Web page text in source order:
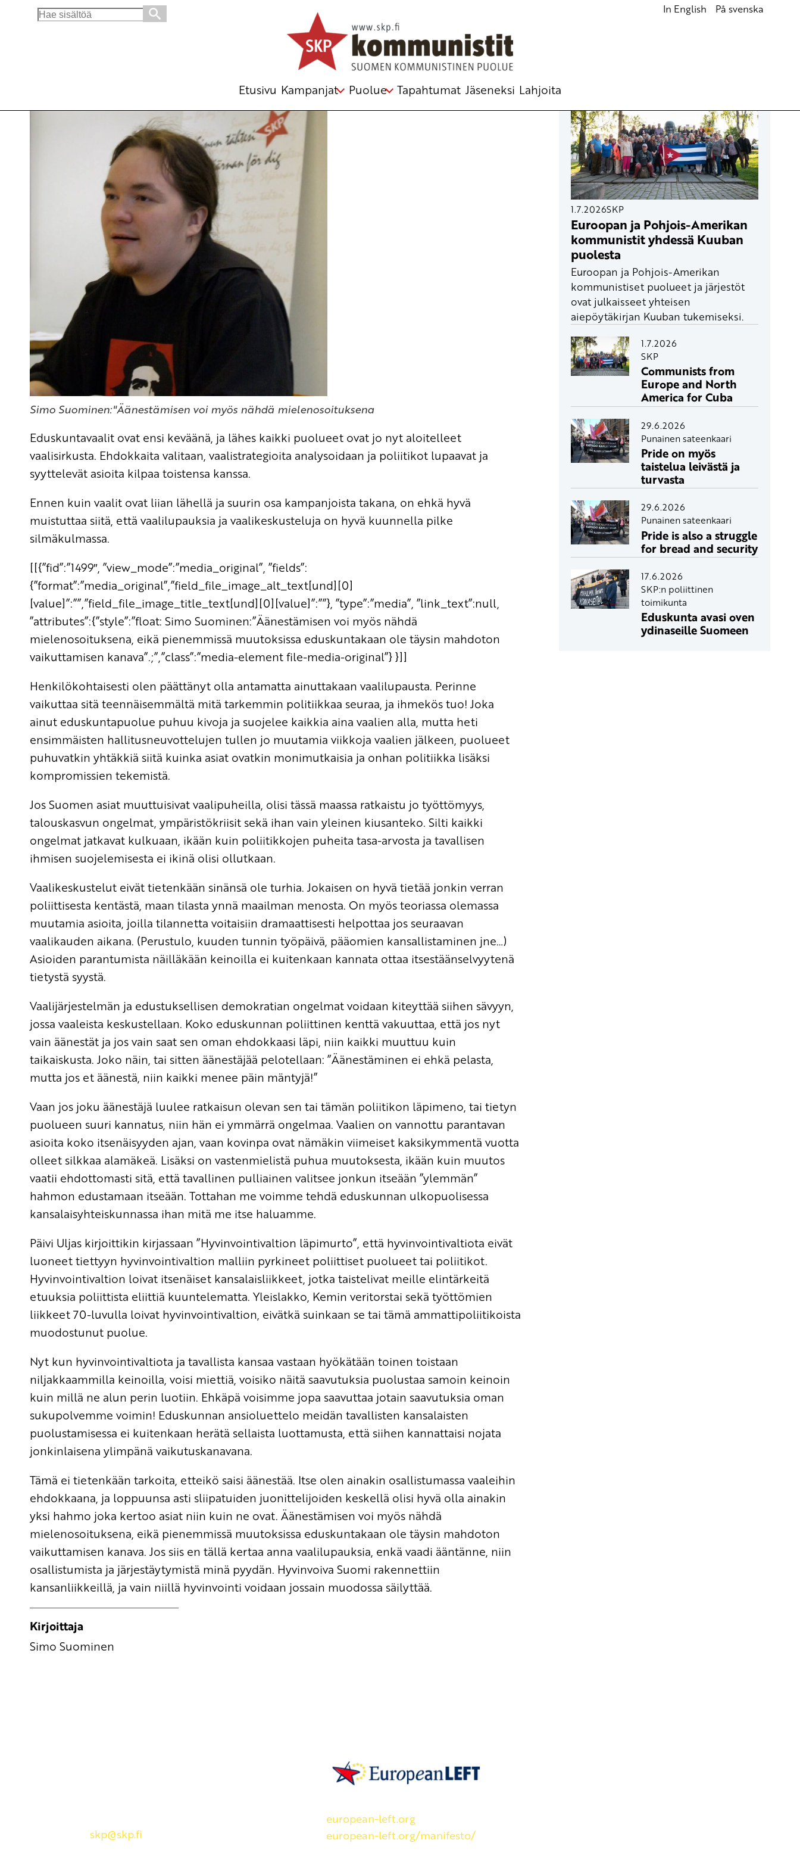
Search
In English På svenska
Etusivu Kampanjat Puolue Tapahtumat Jäseneksi Lahjoita
Simo Suominen:"Äänestämisen voi myös nähdä mielenosoituksena
Eduskuntavaalit ovat ensi keväänä, ja lähes kaikki puolueet ovat jo nyt aloitelleet
vaalisirkusta. Ehdokkaita valitaan, vaalistrategioita analysoidaan ja poliitikot lupaavat ja
syyttelevät asioita kilpaa toistensa kanssa.
Ennen kuin vaalit ovat liian lähellä ja suurin osa kampanjoista takana, on ehkä hyvä
muistuttaa siitä, että vaalilupauksia ja vaalikeskusteluja on hyvä kuunnella pilke
silmäkulmassa.
[[{”fid”:”1499″, ”view_mode”:”media_original”, ”fields”:
{”format”:”media_original”,”field_file_image_alt_text[und][0]
[value]”:””,”field_file_image_title_text[und][0][value]”:””}, ”type”:”media”, ”link_text”:null,
”attributes”:{”style”:”float: Simo Suominen:”Äänestämisen voi myös nähdä
mielenosoituksena, eikä pienemmissä muutoksissa eduskuntakaan ole täysin mahdoton
vaikuttamisen kanava”.;”,”class”:”media-element file-media-original”} }]]
Henkilökohtaisesti olen päättänyt olla antamatta ainuttakaan vaalilupausta. Perinne
vaikuttaa sitä teennäisemmältä mitä tarkemmin politiikkaa seuraa, ja ihmekös tuo! Joka
ainut eduskuntapuolue puhuu kivoja ja suojelee kaikkia aina vaalien alla, mutta heti
ensimmäisten hallitusneuvottelujen tullen jo muutamia viikkoja vaalien jälkeen, puolueet
puhuvatkin yhtäkkiä siitä kuinka asiat ovatkin monimutkaisia ja onhan politiikka lisäksi
kompromissien tekemistä.
Jos Suomen asiat muuttuisivat vaalipuheilla, olisi tässä maassa ratkaistu jo työttömyys,
talouskasvun ongelmat, ympäristökriisit sekä ihan vain yleinen kiusanteko. Silti kaikki
ongelmat jatkavat kulkuaan, ikään kuin poliitikkojen puheita tasa-arvosta ja tavallisen
ihmisen suojelemisesta ei ikinä olisi ollutkaan.
Vaalikeskustelut eivät tietenkään sinänsä ole turhia. Jokaisen on hyvä tietää jonkin verran
poliittisesta kentästä, maan tilasta ynnä maailman menosta. On myös teoriassa olemassa
muutamia asioita, joilla tilannetta voitaisiin dramaattisesti helpottaa jos seuraavan
vaalikauden aikana. (Perustulo, kuuden tunnin työpäivä, pääomien kansallistaminen jne…)
Asioiden parantumista näilläkään keinoilla ei kuitenkaan kannata ottaa itsestäänselvyytenä
tietystä syystä.
Vaalijärjestelmän ja edustuksellisen demokratian ongelmat voidaan kiteyttää siihen sävyyn,
jossa vaaleista keskustellaan. Koko eduskunnan poliittinen kenttä vakuuttaa, että jos nyt
vain äänestät ja jos vain saat sen oman ehdokkaasi läpi, niin kaikki muuttuu kuin
taikaiskusta. Joko näin, tai sitten äänestäjää pelotellaan: ”Äänestäminen ei ehkä pelasta,
mutta jos et äänestä, niin kaikki menee päin mäntyjä!”
Vaan jos joku äänestäjä luulee ratkaisun olevan sen tai tämän poliitikon läpimeno, tai tietyn
puolueen suuri kannatus, niin hän ei ymmärrä ongelmaa. Vaalien on vannottu parantavan
asioita koko itsenäisyyden ajan, vaan kovinpa ovat nämäkin viimeiset kaksikymmentä vuotta
olleet silkkaa alamäkeä. Lisäksi on vastenmielistä puhua muutoksesta, ikään kuin muutos
vaatii ehdottomasti sitä, että tavallinen pulliainen valitsee jonkun itseään ”ylemmän”
hahmon edustamaan itseään. Tottahan me voimme tehdä eduskunnan ulkopuolisessa
kansalaisyhteiskunnassa ihan mitä me itse haluamme.
Päivi Uljas kirjoittikin kirjassaan ”Hyvinvointivaltion läpimurto”, että hyvinvointivaltiota eivät
luoneet tiettyyn hyvinvointivaltion malliin pyrkineet poliittiset puolueet tai poliitikot.
Hyvinvointivaltion loivat itsenäiset kansalaisliikkeet, jotka taistelivat meille elintärkeitä
etuuksia poliittista eliittiä kuuntelematta. Yleislakko, Kemin veritorstai sekä työttömien
liikkeet 70-luvulla loivat hyvinvointivaltion, eivätkä suinkaan se tai tämä ammattipoliitikoista
muodostunut puolue.
Nyt kun hyvinvointivaltiota ja tavallista kansaa vastaan hyökätään toinen toistaan
niljakkaammilla keinoilla, voisi miettiä, voisiko näitä saavutuksia puolustaa samoin keinoin
kuin millä ne alun perin luotiin. Ehkäpä voisimme jopa saavuttaa jotain saavutuksia oman
sukupolvemme voimin! Eduskunnan ansioluettelo meidän tavallisten kansalaisten
puolustamisessa ei kuitenkaan herätä sellaista luottamusta, että siihen kannattaisi nojata
jonkinlaisena ylimpänä vaikutuskanavana.
Tämä ei tietenkään tarkoita, etteikö saisi äänestää. Itse olen ainakin osallistumassa vaaleihin
ehdokkaana, ja loppuunsa asti sliipatuiden juonittelijoiden keskellä olisi hyvä olla ainakin
yksi hahmo joka kertoo asiat niin kuin ne ovat. Äänestämisen voi myös nähdä
mielenosoituksena, eikä pienemmissä muutoksissa eduskuntakaan ole täysin mahdoton
vaikuttamisen kanava. Jos siis en tällä kertaa anna vaalilupauksia, enkä vaadi ääntänne, niin
osallistumista ja järjestäytymistä minä pyydän. Hyvinvoiva Suomi rakennettiin
kansanliikkeillä, ja vain niillä hyvinvointi voidaan jossain muodossa säilyttää.
Kirjoittaja
Simo Suominen
1.7.2026SKP
Euroopan ja Pohjois-Amerikan
kommunistit yhdessä Kuuban
puolesta
Euroopan ja Pohjois-Amerikan
kommunistiset puolueet ja järjestöt
ovat julkaisseet yhteisen
aiepöytäkirjan Kuuban tukemiseksi.
1.7.2026
SKP
Communists from
Europe and North
America for Cuba
29.6.2026
Punainen sateenkaari
Pride on myös
taistelua leivästä ja
turvasta
29.6.2026
Punainen sateenkaari
Pride is also a struggle
for bread and security
17.6.2026
SKP:n poliittinen
toimikunta
Eduskunta avasi oven
ydinaseille Suomeen
skp@skp.fi
european-left.org
european-left.org/manifesto/